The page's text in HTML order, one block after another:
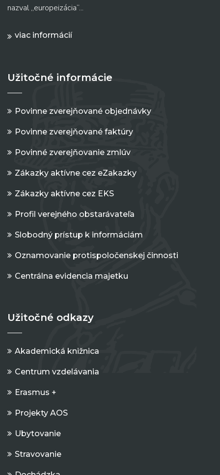
nazval „europeizácia“...
viac informácií
Užitočné informácie
Povinne zverejňované objednávky
Povinne zverejňované faktúry
Povinné zverejňovanie zmlúv
Zákazky aktívne cez eZakazky
Zákazky aktívne cez EKS
Profil verejného obstarávateľa
Slobodný prístup k informáciám
Oznamovanie protispoločenskej činnosti
Centrálna evidencia majetku
Užitočné odkazy
Akademická knižnica
Centrum vzdelávania
Erasmus +
Projekty AOS
Ubytovanie
Stravovanie